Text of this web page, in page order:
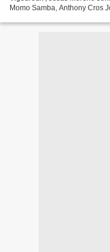
Momo Samba, Anthony Cros